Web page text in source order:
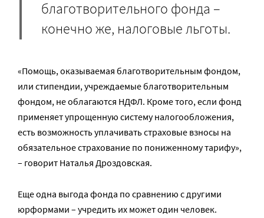
благотворительного фонда –
конечно же, налоговые льготы.
«Помощь, оказываемая благотворительным фондом,
или стипендии, учреждаемые благотворительным
фондом, не облагаются НДФЛ. Кроме того, если фонд
применяет упрощенную систему налогообложения,
есть возможность уплачивать страховые взносы на
обязательное страхование по пониженному тарифу»,
– говорит Наталья Дроздовская.
Еще одна выгода фонда по сравнению с другими
юрформами – учредить их может один человек.